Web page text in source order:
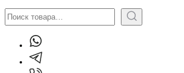
Поиск